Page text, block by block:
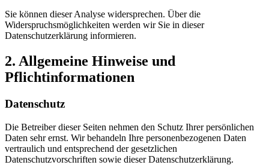
Sie können dieser Analyse widersprechen. Über die
Widerspruchsmöglichkeiten werden wir Sie in dieser
Datenschutzerklärung informieren.
2. Allgemeine Hinweise und
Pflichtinformationen
Datenschutz
Die Betreiber dieser Seiten nehmen den Schutz Ihrer persönlichen
Daten sehr ernst. Wir behandeln Ihre personenbezogenen Daten
vertraulich und entsprechend der gesetzlichen
Datenschutzvorschriften sowie dieser Datenschutzerklärung.